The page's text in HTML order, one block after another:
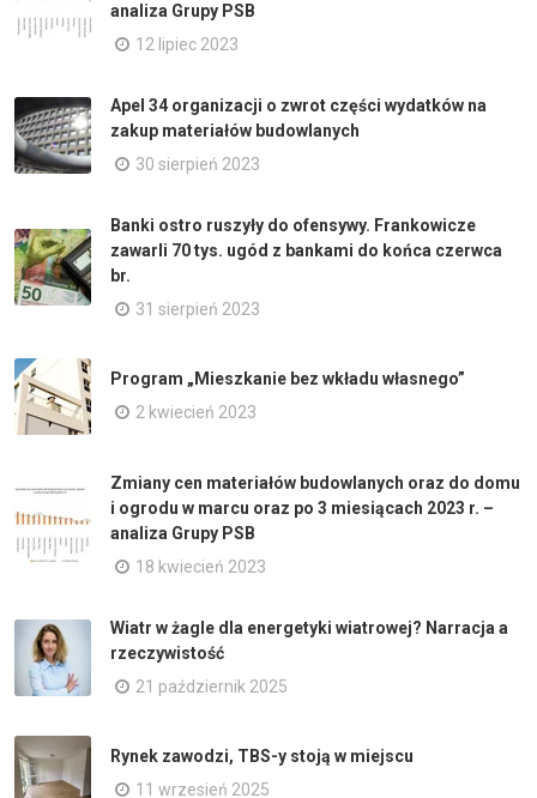
analiza Grupy PSB
12 lipiec 2023
Apel 34 organizacji o zwrot części wydatków na
zakup materiałów budowlanych
30 sierpień 2023
Banki ostro ruszyły do ofensywy. Frankowicze
zawarli 70 tys. ugód z bankami do końca czerwca
br.
31 sierpień 2023
Program „Mieszkanie bez wkładu własnego”
2 kwiecień 2023
Zmiany cen materiałów budowlanych oraz do domu
i ogrodu w marcu oraz po 3 miesiącach 2023 r. –
analiza Grupy PSB
18 kwiecień 2023
Wiatr w żagle dla energetyki wiatrowej? Narracja a
rzeczywistość
21 październik 2025
Rynek zawodzi, TBS-y stoją w miejscu
11 wrzesień 2025